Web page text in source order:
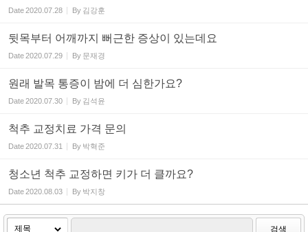
Date2020.07.28 By 김강훈
뒷목부터 어깨까지 뻐근한 증상이 있는데요
Date2020.07.29 By 문재경
원래 발목 통증이 밤에 더 심한가요?
Date2020.07.30 By 김석윤
척추 교정치료 가격 문의
Date2020.07.31 By 박혁준
청소년 척추 교정하면 키가 더 클까요?
Date2020.08.03 By 박지창
검색